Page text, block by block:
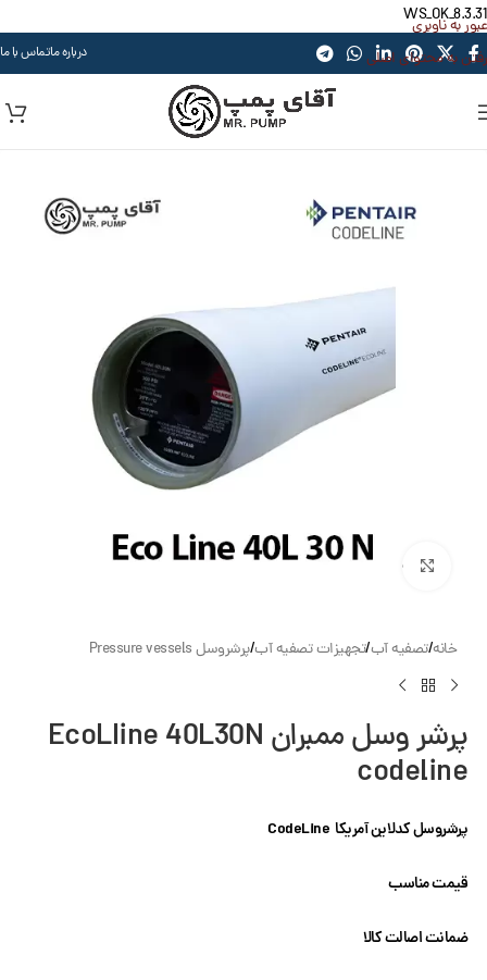
WS_OK_8.3.31
عبور به ناوبری
رفتن به محتوای اصلی
درباره ماتماس با ما
بزرگنمایی تصویر
خانه/تصفیه آب/تجهیزات تصفیه آب/پرشروسل Pressure vessels
پرشر وسل ممبران EcoLIine 40L30N
codeline
پرشروسل کدلاین آمریکا CodeLine
قیمت مناسب
ضمانت اصالت کالا